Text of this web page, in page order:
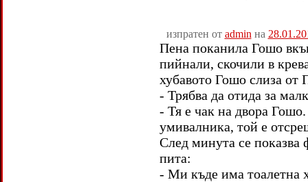
изпратен от admin на
Пена поканила Гошо
пийнали, скочили в
хубавото Гошо слиза от
- Трябва да отида за
- Тя е чак на двора
умивалника, той е
След минута се показва
пита:
- Ми къде има тоалетна